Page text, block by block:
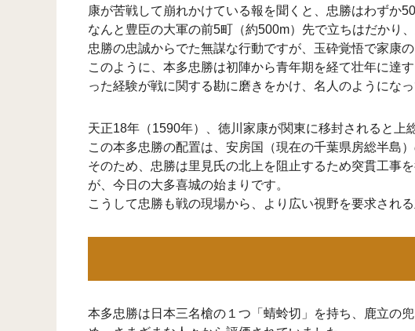
康が苦戦して崩れかけている報を聞くと、忠勝はわずか
なんと豊臣の大軍の前5町（約500m）先で立ちはだかり
忠勝の忠誠からでた無謀な行動ですが、玉砕覚悟で家康の
このように、本多忠勝は初陣から青年期を経て壮年に達
った経験が戦に関する勘に磨きをかけ、名人のようになっ
天正18年（1590年）、徳川家康が関東に移封されると上
この本多忠勝の配置は、安房国（現在の千葉県房総半島
そのため、忠勝は里見氏の北上を阻止するため突貫工事
が、今日の大多喜城の始まりです。
こうして忠勝も戦の現場から、より広い視野を要求され
本多忠勝は日本三名槍の１つ「蜻蛉切」を持ち、鹿立の